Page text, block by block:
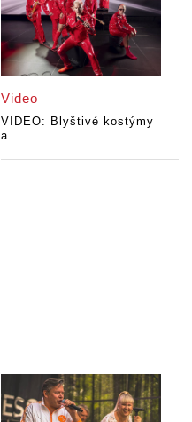
Video
VIDEO: Blyštivé kostýmy
a...